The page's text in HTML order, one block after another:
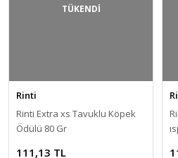
TÜKENDİ
Rinti
Rinti Extra xs Tavuklu Köpek
Ödülü 80 Gr
111,13 TL